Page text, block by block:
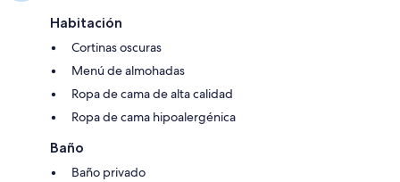
Habitación
Cortinas oscuras
Menú de almohadas
Ropa de cama de alta calidad
Ropa de cama hipoalergénica
Baño
Baño privado